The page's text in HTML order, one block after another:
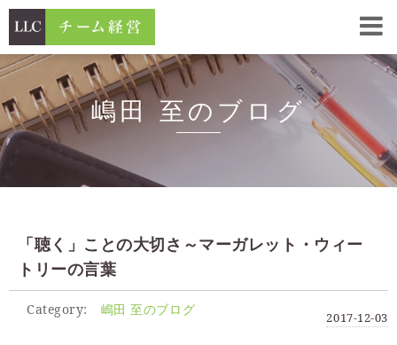
嶋田 至のブログ
「聴く」ことの大切さ～マーガレット・ウィー
トリーの言葉
Category: 嶋田 至のブログ 2017-12-03